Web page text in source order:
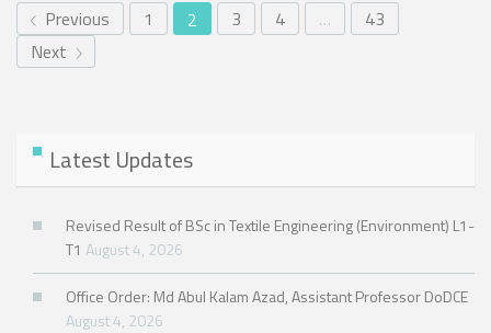
Previous 1 2 3 4 …
43
Next
Latest Updates
Revised Result of BSc in Textile Engineering (Environment) L1-
T1 August 4, 2026
Office Order: Md Abul Kalam Azad, Assistant Professor DoDCE
August 4, 2026